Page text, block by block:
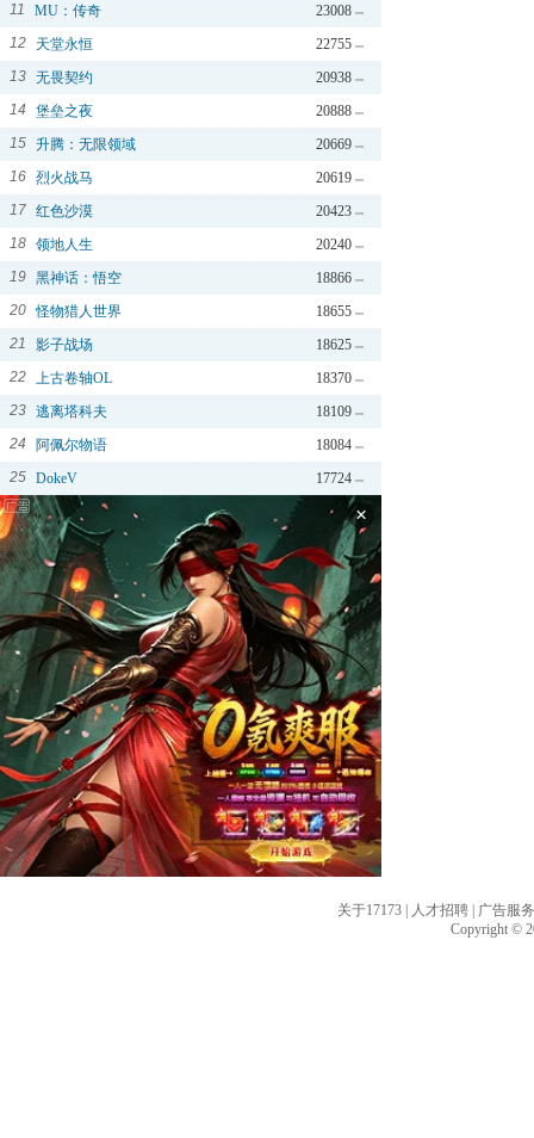
11
23008
MU：传奇
12
22755
天堂永恒
13
20938
无畏契约
14
20888
堡垒之夜
15
20669
升腾：无限领域
16
20619
烈火战马
17
20423
红色沙漠
18
20240
领地人生
19
18866
黑神话：悟空
20
18655
怪物猎人世界
21
18625
影子战场
22
18370
上古卷轴OL
23
18109
逃离塔科夫
24
18084
阿佩尔物语
25
17724
DokeV
×
关于17173 人才招聘
广告服务
Copyright ©